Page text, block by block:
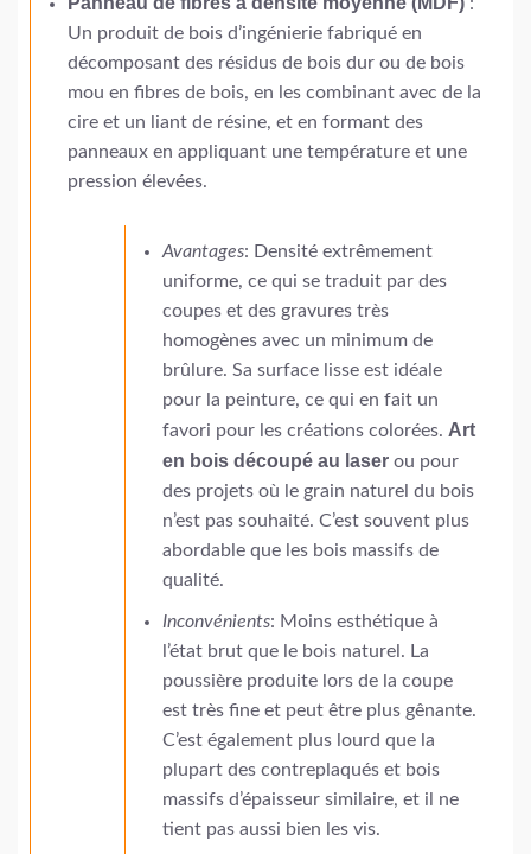
:
Un produit de bois d’ingénierie fabriqué en
décomposant des résidus de bois dur ou de bois
mou en fibres de bois, en les combinant avec de la
cire et un liant de résine, et en formant des
panneaux en appliquant une température et une
pression élevées.
Avantages: Densité extrêmement
uniforme, ce qui se traduit par des
coupes et des gravures très
homogènes avec un minimum de
brûlure. Sa surface lisse est idéale
pour la peinture, ce qui en fait un
favori pour les créations colorées. Art
en bois découpé au laserou pour
des projets où le grain naturel du bois
n’est pas souhaité. C’est souvent plus
abordable que les bois massifs de
qualité.
Inconvénients: Moins esthétique à
l’état brut que le bois naturel. La
poussière produite lors de la coupe
est très fine et peut être plus gênante.
C’est également plus lourd que la
plupart des contreplaqués et bois
massifs d’épaisseur similaire, et il ne
tient pas aussi bien les vis.